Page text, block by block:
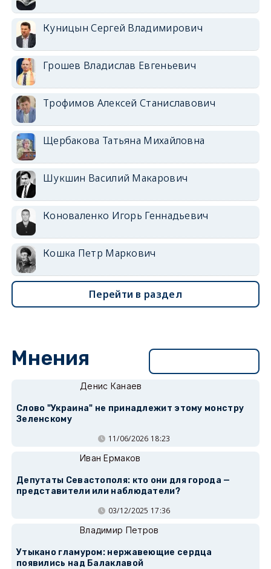
Куницын Сергей Владимирович
Грошев Владислав Евгеньевич
Трофимов Алексей Станиславович
Щербакова Татьяна Михайловна
Шукшин Василий Макарович
Коноваленко Игорь Геннадьевич
Кошка Петр Маркович
Перейти в раздел
Мнения
Денис Канаев
Слово "Украина" не принадлежит этому монстру
Зеленскому
11/06/2026 18:23
Иван Ермаков
Депутаты Севастополя: кто они для города —
представители или наблюдатели?
03/12/2025 17:36
Владимир Петров
Утыкано гламуром: нержавеющие сердца
появились над Балаклавой